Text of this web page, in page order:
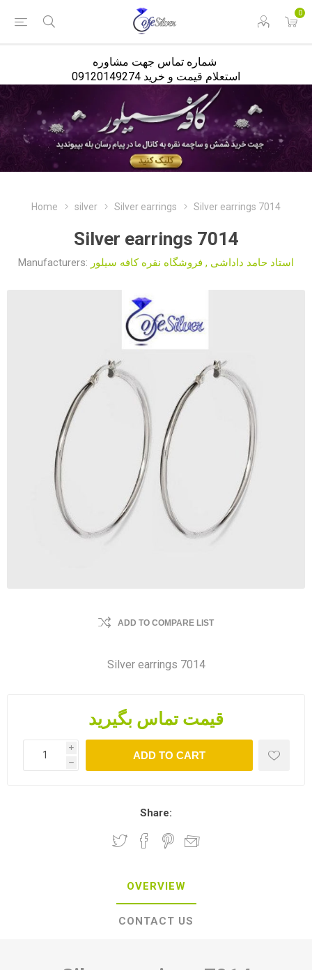
0
استعلام قیمت و خرید 09120149274
Home silver Silver earrings Silver earrings 7014
Silver earrings 7014
Manufacturers: استاد حامد داداشی , فروشگاه نقره کافه سیلور
ADD TO COMPARE LIST
Silver earrings 7014
قیمت تماس بگیرید
i
h
ADD TO CART
Share:
OVERVIEW
CONTACT US